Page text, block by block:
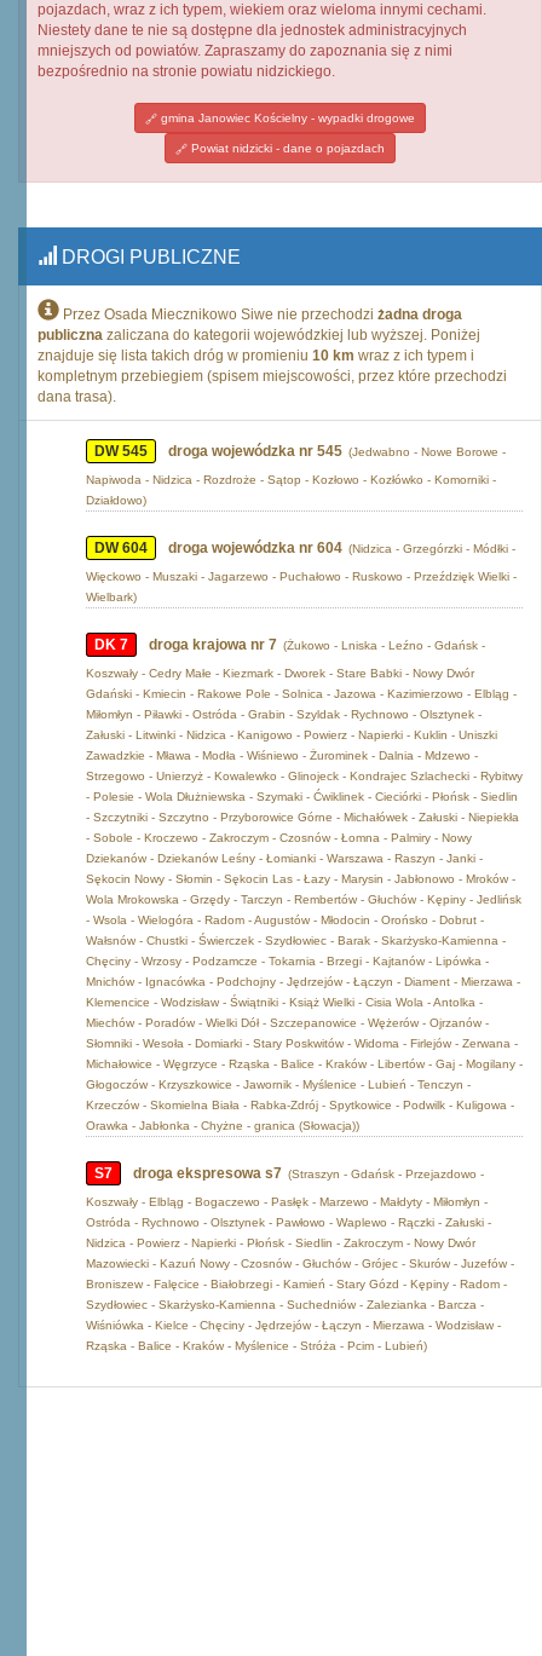
pojazdach, wraz z ich typem, wiekiem oraz wieloma innymi cechami.
Niestety dane te nie są dostępne dla jednostek administracyjnych
mniejszych od powiatów. Zapraszamy do zapoznania się z nimi
bezpośrednio na stronie powiatu nidzickiego.
gmina Janowiec Kościelny - wypadki drogowe
Powiat nidzicki - dane o pojazdach
DROGI PUBLICZNE
Przez Osada Miecznikowo Siwe nie przechodzi żadna droga
publiczna zaliczana do kategorii wojewódzkiej lub wyższej. Poniżej
znajduje się lista takich dróg w promieniu 10 km wraz z ich typem i
kompletnym przebiegiem (spisem miejscowości, przez które przechodzi
dana trasa).
DW 545 droga wojewódzka nr 545 (Jedwabno - Nowe Borowe -
Napiwoda - Nidzica - Rozdroże - Sątop - Kozłowo - Kozłówko - Komorniki -
Działdowo)
DW 604 droga wojewódzka nr 604 (Nidzica - Grzegórzki - Módłki -
Więckowo - Muszaki - Jagarzewo - Puchałowo - Ruskowo - Przeździęk Wielki -
Wielbark)
DK 7 droga krajowa nr 7 (Żukowo - Lniska - Leźno - Gdańsk -
Koszwały - Cedry Małe - Kiezmark - Dworek - Stare Babki - Nowy Dwór
Gdański - Kmiecin - Rakowe Pole - Solnica - Jazowa - Kazimierzowo - Elbląg -
Miłomłyn - Piławki - Ostróda - Grabin - Szyldak - Rychnowo - Olsztynek -
Załuski - Litwinki - Nidzica - Kanigowo - Powierz - Napierki - Kuklin - Uniszki
Zawadzkie - Mława - Modła - Wiśniewo - Żurominek - Dalnia - Mdzewo -
Strzegowo - Unierzyż - Kowalewko - Glinojeck - Kondrajec Szlachecki - Rybitwy
- Polesie - Wola Dłużniewska - Szymaki - Ćwiklinek - Cieciórki - Płońsk - Siedlin
- Szczytniki - Szczytno - Przyborowice Górne - Michałówek - Załuski - Niepiekła
- Sobole - Kroczewo - Zakroczym - Czosnów - Łomna - Palmiry - Nowy
Dziekanów - Dziekanów Leśny - Łomianki - Warszawa - Raszyn - Janki -
Sękocin Nowy - Słomin - Sękocin Las - Łazy - Marysin - Jabłonowo - Mroków -
Wola Mrokowska - Grzędy - Tarczyn - Rembertów - Głuchów - Kępiny - Jedlińsk
- Wsola - Wielogóra - Radom - Augustów - Młodocin - Orońsko - Dobrut -
Wałsnów - Chustki - Świerczek - Szydłowiec - Barak - Skarżysko-Kamienna -
Chęciny - Wrzosy - Podzamcze - Tokarnia - Brzegi - Kajtanów - Lipówka -
Mnichów - Ignacówka - Podchojny - Jędrzejów - Łączyn - Diament - Mierzawa -
Klemencice - Wodzisław - Świątniki - Książ Wielki - Cisia Wola - Antolka -
Miechów - Poradów - Wielki Dół - Szczepanowice - Wężerów - Ojrzanów -
Słomniki - Wesoła - Domiarki - Stary Poskwitów - Widoma - Firlejów - Zerwana -
Michałowice - Węgrzyce - Rząska - Balice - Kraków - Libertów - Gaj - Mogilany -
Głogoczów - Krzyszkowice - Jawornik - Myślenice - Lubień - Tenczyn -
Krzeczów - Skomielna Biała - Rabka-Zdrój - Spytkowice - Podwilk - Kuligowa -
Orawka - Jabłonka - Chyżne - granica (Słowacja))
S7 droga ekspresowa s7 (Straszyn - Gdańsk - Przejazdowo -
Koszwały - Elbląg - Bogaczewo - Pasłęk - Marzewo - Małdyty - Miłomłyn -
Ostróda - Rychnowo - Olsztynek - Pawłowo - Waplewo - Rączki - Załuski -
Nidzica - Powierz - Napierki - Płońsk - Siedlin - Zakroczym - Nowy Dwór
Mazowiecki - Kazuń Nowy - Czosnów - Głuchów - Grójec - Skurów - Juzefów -
Broniszew - Falęcice - Białobrzegi - Kamień - Stary Gózd - Kępiny - Radom -
Szydłowiec - Skarżysko-Kamienna - Suchedniów - Zalezianka - Barcza -
Wiśniówka - Kielce - Chęciny - Jędrzejów - Łączyn - Mierzawa - Wodzisław -
Rząska - Balice - Kraków - Myślenice - Stróża - Pcim - Lubień)